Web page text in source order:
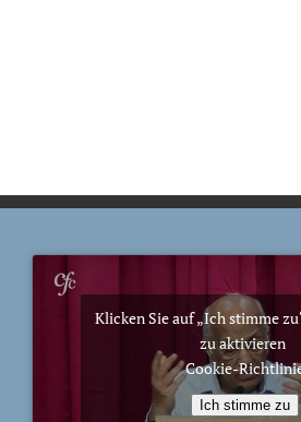
Klicken Sie auf „Ich stimme
zu aktivieren
Cookie-
Ich stimme zu